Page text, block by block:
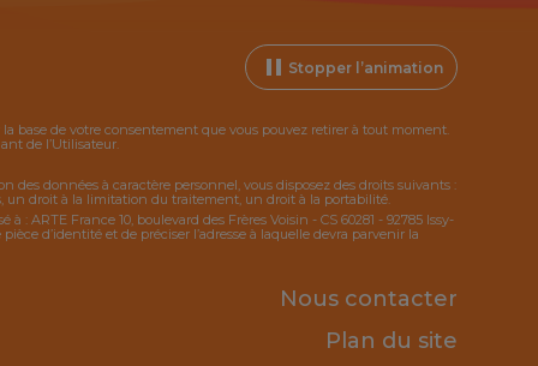
Stopper l’animation
base de votre consentement que vous pouvez retirer à tout moment.
de l’Utilisateur.
des données à caractère personnel, vous disposez des droits suivants :
un droit à la limitation du traitement, un droit à la portabilité.
à : ARTE France 10, boulevard des Frères Voisin - CS 60281 - 92785 Issy-
d’identité et de préciser l’adresse à laquelle devra parvenir la
Nous contacter
Plan du site